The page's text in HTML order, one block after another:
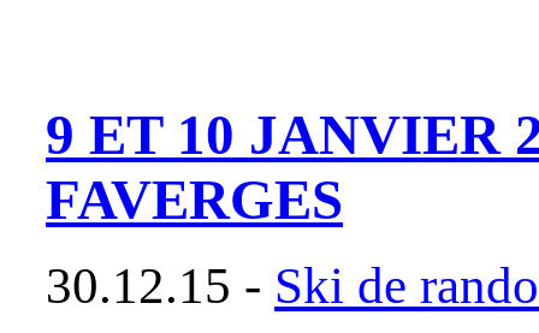
9 ET 10 JANVIER
FAVERGES
30.12.15 - Ski de